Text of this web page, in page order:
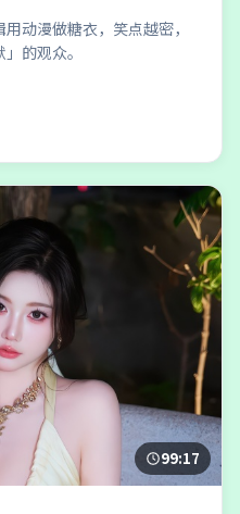
动漫做糖衣，笑点越密，
的观众。
99:17